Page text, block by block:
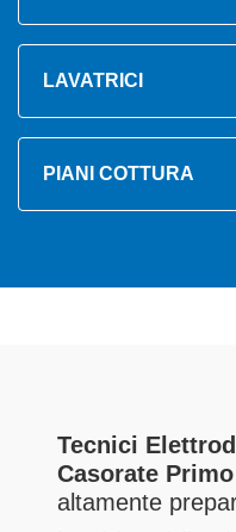
LAVATRICI
PIANI COTTURA
Tecnici
Casorate Primo
altamente